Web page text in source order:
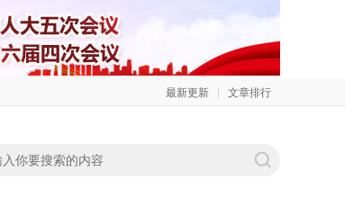
最新更新 文章排行